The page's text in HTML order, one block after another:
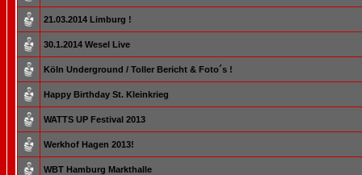
21.03.2014 Limburg !
30.1.2014 Wesel Live
Köln Underground / Toller Bericht & Foto´s !
Happy Birthday St. Kleinkrieg
WATTS UP Festival 2013
Werkhof Hagen 2013!
WBT Hamburg Markthalle